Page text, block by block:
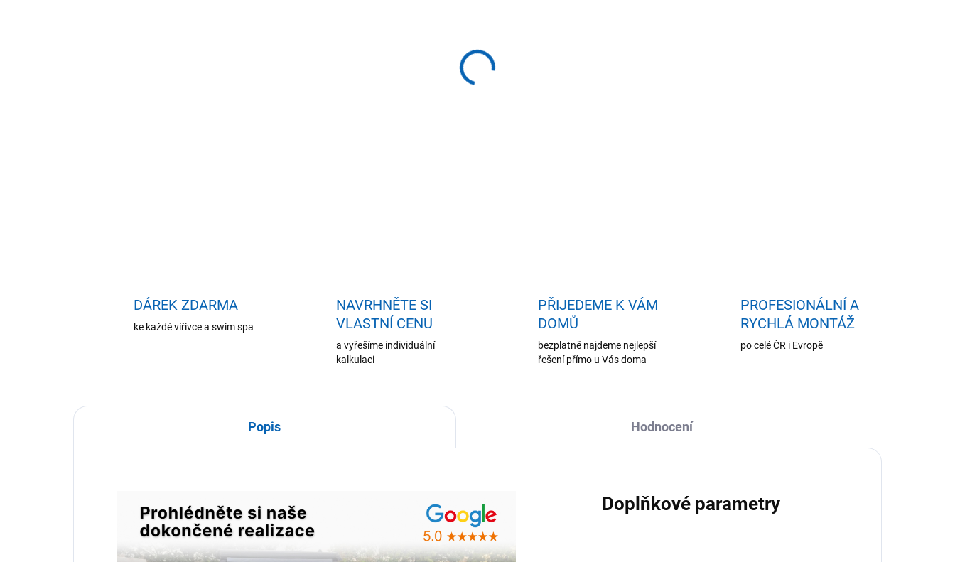
Rozměry: 190 x 131 x 78 cm - 3 osoby - 2 sedy + 1 leh
DÁREK ZDARMA
ke každé vířivce a swim spa
NAVRHNĚTE SI
VLASTNÍ CENU
a vyřešíme individuální
kalkulaci
PŘIJEDEME K VÁM
DOMŮ
bezplatně najdeme nejlepší
řešení přímo u Vás doma
PROFESIONÁLNÍ A
RYCHLÁ MONTÁŽ
po celé ČR i Evropě
Popis Hodnocení
Doplňkové parametry